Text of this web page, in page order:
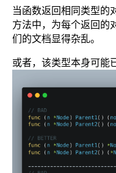
当函数返回相同类型的
方法中，为每个返回的
们的文档显得杂乱。
或者，该类型本身可能